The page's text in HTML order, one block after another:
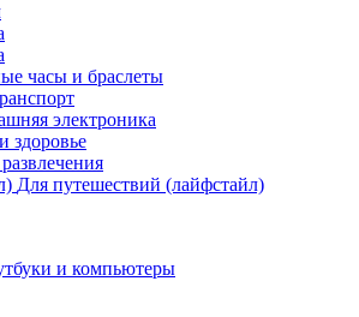
часы и браслеты
электроника
здоровье
Для путешествий (лайфстайл)
и компьютеры